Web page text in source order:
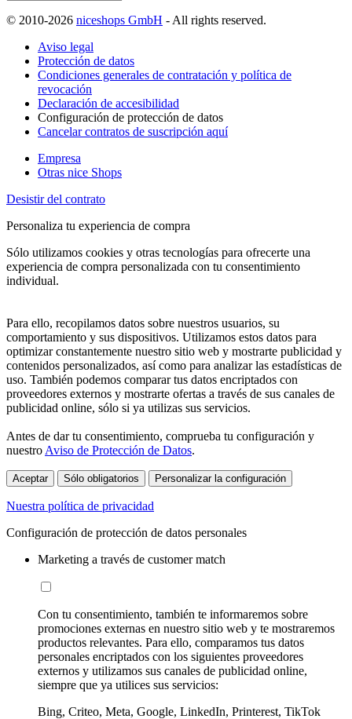
© 2010-2026 niceshops GmbH - All rights reserved.
Aviso legal
Protección de datos
Condiciones generales de contratación y política de
revocación
Declaración de accesibilidad
Configuración de protección de datos
Cancelar contratos de suscripción aquí
Empresa
Otras nice Shops
Desistir del contrato
Personaliza tu experiencia de compra
Sólo utilizamos cookies y otras tecnologías para ofrecerte una
experiencia de compra personalizada con tu consentimiento
individual.
Para ello, recopilamos datos sobre nuestros usuarios, su
comportamiento y sus dispositivos. Utilizamos estos datos para
optimizar constantemente nuestro sitio web y mostrarte publicidad y
contenidos personalizados, así como para analizar las estadísticas de
uso. También podemos comparar tus datos encriptados con
proveedores externos y mostrarte ofertas a través de sus canales de
publicidad online, sólo si ya utilizas sus servicios.
Antes de dar tu consentimiento, comprueba tu configuración y
nuestro Aviso de Protección de Datos.
Aceptar Sólo obligatorios Personalizar la configuración
Nuestra política de privacidad
Configuración de protección de datos personales
Marketing a través de customer match
Con tu consentimiento, también te informaremos sobre
promociones externas en nuestro sitio web y te mostraremos
productos relevantes. Para ello, comparamos tus datos
personales encriptados con los siguientes proveedores
externos y utilizamos sus canales de publicidad online,
siempre que ya utilices sus servicios:
Bing, Criteo, Meta, Google, LinkedIn, Printerest, TikTok